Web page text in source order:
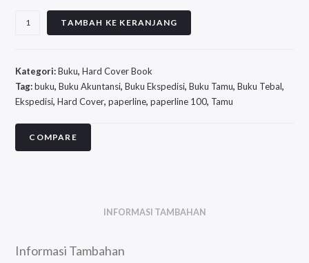
TAMBAH KE KERANJANG
Kategori:Buku,Hard Cover Book
Tag:buku,Buku Akuntansi,Buku Ekspedisi,Buku Tamu,Buku Tebal,
Ekspedisi,Hard Cover,paperline,paperline 100, Tamu
COMPARE
INFORMASI TAMBAHAN
Informasi Tambahan